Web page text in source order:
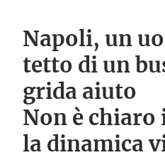
Napoli, un
tetto di un
grida aiuto
Non è
la dinamica